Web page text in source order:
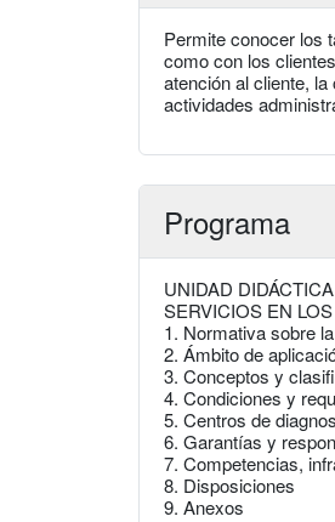
Permite conocer los
como con los
atención al cliente,
actividades
Programa
UNIDAD
SERVICIOS EN
1. Normativa sobre
2. Ámbito de
3. Conceptos y
4. Condiciones y
5. Centros de
6. Garantías y
7. Competencias,
8. Disposiciones
9. Anexos